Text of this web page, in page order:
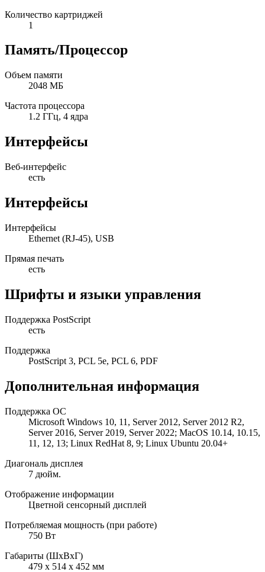
Количество картриджей
1
Память/Процессор
Объем памяти
2048 МБ
Частота процессора
1.2 ГГц, 4 ядра
Интерфейсы
Веб-интерфейс
есть
Интерфейсы
Интерфейсы
Ethernet (RJ-45), USB
Прямая печать
есть
Шрифты и языки управления
Поддержка PostScript
есть
Поддержка
PostScript 3, PCL 5e, PCL 6, PDF
Дополнительная информация
Поддержка ОС
Microsoft Windows 10, 11, Server 2012, Server 2012 R2,
Server 2016, Server 2019, Server 2022; MacOS 10.14, 10.15,
11, 12, 13; Linux RedHat 8, 9; Linux Ubuntu 20.04+
Диагональ дисплея
7 дюйм.
Отображение информации
Цветной сенсорный дисплей
Потребляемая мощность (при работе)
750 Вт
Габариты (ШхВхГ)
479 х 514 х 452 мм